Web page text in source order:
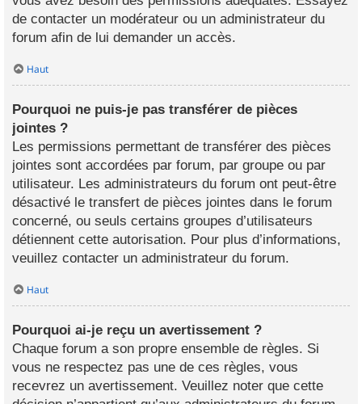
de contacter un modérateur ou un administrateur du
forum afin de lui demander un accès.
Haut
Pourquoi ne puis-je pas transférer de pièces
jointes ?
Les permissions permettant de transférer des pièces
jointes sont accordées par forum, par groupe ou par
utilisateur. Les administrateurs du forum ont peut-être
désactivé le transfert de pièces jointes dans le forum
concerné, ou seuls certains groupes d’utilisateurs
détiennent cette autorisation. Pour plus d’informations,
veuillez contacter un administrateur du forum.
Haut
Pourquoi ai-je reçu un avertissement ?
Chaque forum a son propre ensemble de règles. Si
vous ne respectez pas une de ces règles, vous
recevrez un avertissement. Veuillez noter que cette